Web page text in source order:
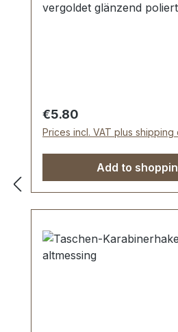
vergoldet glänzend
Regular price:
€5.80
Prices incl. VAT plus shipping
Add to